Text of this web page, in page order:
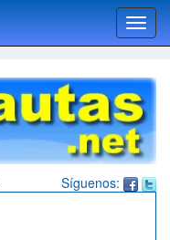
Síguenos: